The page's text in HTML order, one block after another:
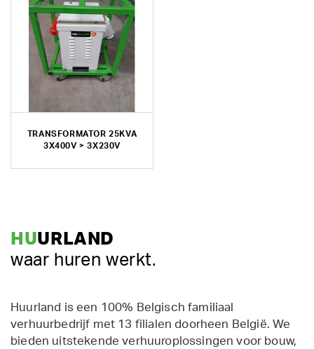
TRANSFORMATOR 25KVA
3X400V > 3X230V
HUURLAND
waar huren werkt.
Huurland is een 100% Belgisch familiaal
verhuurbedrijf met 13 filialen doorheen België. We
bieden uitstekende verhuuroplossingen voor bouw,